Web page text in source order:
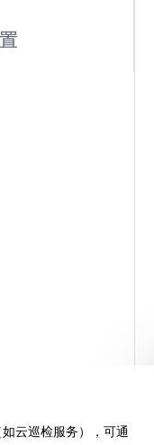
云巡检服务），可通